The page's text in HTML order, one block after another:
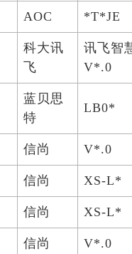
AOC *T*JE
科大讯
飞
讯飞智
V*.0
蓝贝思
特
LB0*
信尚 V*.0
信尚 XS-L*
信尚 XS-L*
信尚 V*.0